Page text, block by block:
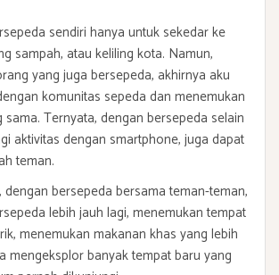
sendiri hanya untuk sekedar ke
sampah, atau keliling kota. Namun,
yang juga bersepeda, akhirnya aku
komunitas sepeda dan menemukan
Ternyata, dengan bersepeda selain
aktivitas dengan smartphone, juga dapat
teman.
dengan bersepeda bersama teman-teman,
lebih jauh lagi, menemukan tempat
menemukan makanan khas yang lebih
mengeksplor banyak tempat baru yang